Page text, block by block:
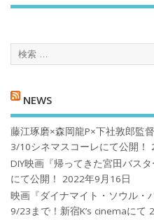
NEWS
藤江琢磨×森岡龍P×下社敦郎監督
3/10シネマスコーレにて公開！
DIY映画『帰ってきた宮田バス
にて公開！
2022年9月16日
映画『ダイナマイト・ソウル・
9/23まで！新宿K’s cinemaにて